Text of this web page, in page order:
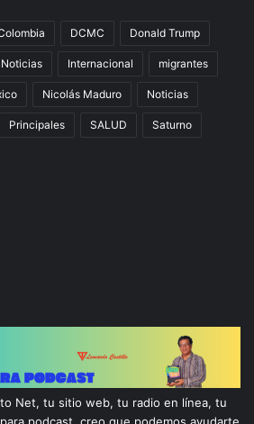
DCMC Donald Trump
Internacional migrantes
Nicolás Maduro Noticias
Principales SALUD Saturno
Net, tu sitio web, tu radio en línea, tu